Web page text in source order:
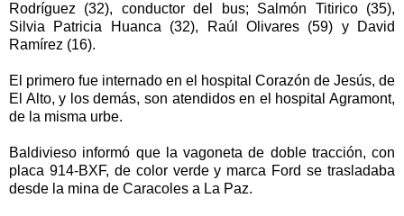
Rodríguez (32), conductor del bus; Salmón Titirico (35),
Silvia Patricia Huanca (32), Raúl Olivares (59) y David
Ramírez (16).
El primero fue internado en el hospital Corazón de Jesús, de
El Alto, y los demás, son atendidos en el hospital Agramont,
de la misma urbe.
Baldivieso informó que la vagoneta de doble tracción, con
placa 914-BXF, de color verde y marca Ford se trasladaba
desde la mina de Caracoles a La Paz.